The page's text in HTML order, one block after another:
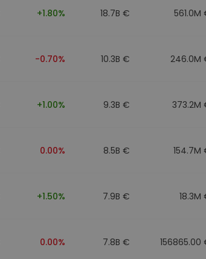
+1.80% 18.7B € 561.0M
-0.70% 10.3B € 246.0M
+1.00% 9.3B € 373.2M
0.00% 8.5B € 154.7M
+1.50% 7.9B € 18.3M
0.00% 7.8B € 156865.00